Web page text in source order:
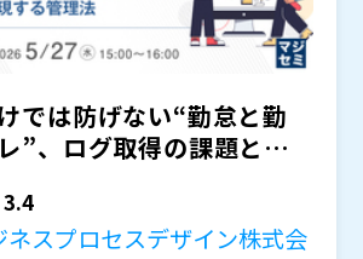
では防げない“勤怠と勤
”、ログ取得の課題と労
3.4
ネスプロセスデザイン株式会